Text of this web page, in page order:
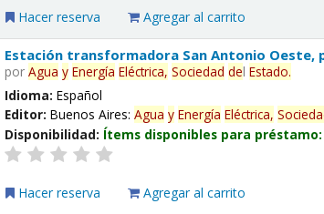
Hacer reserva Agregar al carrito
Estación transformadora San Antonio Oeste,
porAgua y Energía Eléctrica, Sociedad delEstado.
Idioma:Español
Editor:Buenos Aires:Agua y Energía Eléctrica,
Disponibilidad: Ítems disponibles para
Hacer reserva Agregar al carrito